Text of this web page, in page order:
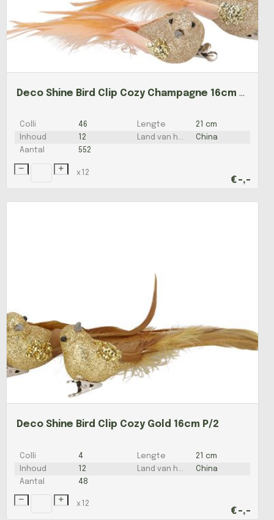
Deco Shine Bird Clip Cozy Champagne 16cm P/2
Colli 46 Lengte
21 cm
Inhoud
12 Land van herkomst
China
Aantal
552
€-,-
x 12
Deco Shine Bird Clip Cozy Gold 16cm P/2
Colli 4 Lengte
21 cm
Inhoud
12
China
Aantal
48
€-,-
x12